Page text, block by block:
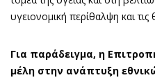
υγειονομική περίθαλψη και τις
Για παράδειγμα, η
μέλη στην ανάπτυξη